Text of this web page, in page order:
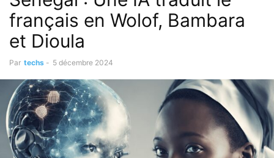
français en Wolof, Bambara
et Dioula
Par techs - 5 décembre 2024